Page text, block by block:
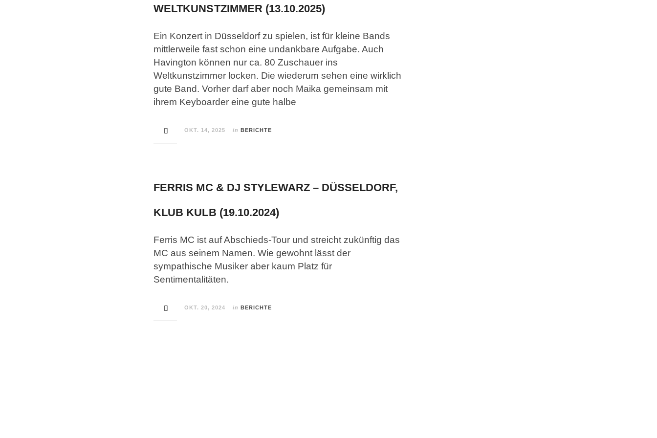
WELTKUNSTZIMMER (13.10.2025)
Ein Konzert in Düsseldorf zu spielen, ist für kleine Bands
mittlerweile fast schon eine undankbare Aufgabe. Auch
Havington können nur ca. 80 Zuschauer ins
Weltkunstzimmer locken. Die wiederum sehen eine wirklich
gute Band. Vorher darf aber noch Maika gemeinsam mit
ihrem Keyboarder eine gute halbe
OKT. 14, 2025 in BERICHTE
FERRIS MC & DJ STYLEWARZ – DÜSSELDORF,
KLUB KULB (19.10.2024)
Ferris MC ist auf Abschieds-Tour und streicht zukünftig das
MC aus seinem Namen. Wie gewohnt lässt der
sympathische Musiker aber kaum Platz für
Sentimentalitäten.
OKT. 20, 2024 in BERICHTE